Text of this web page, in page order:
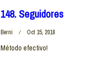
148. Seguidores
Berni Oct 15, 2018
Método efectivo!